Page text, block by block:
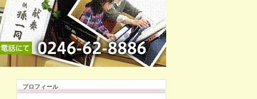
プロフィール